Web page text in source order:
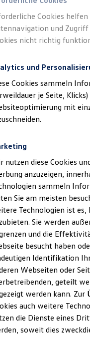
Cookies
und
nicht richtig
und
Cookies sammeln
je Seite,
mit
nutzen diese Cookies
anzuzeigen,
sammeln
Sie am meisten
Technologien ist
Sie werden
und die
besucht haben
Identifikation
Webseiten oder
geteilt
werden kann.
auch weitere
die Dienste eines
soweit dies